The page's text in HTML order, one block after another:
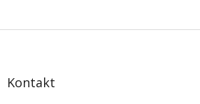
Z
Kontakt